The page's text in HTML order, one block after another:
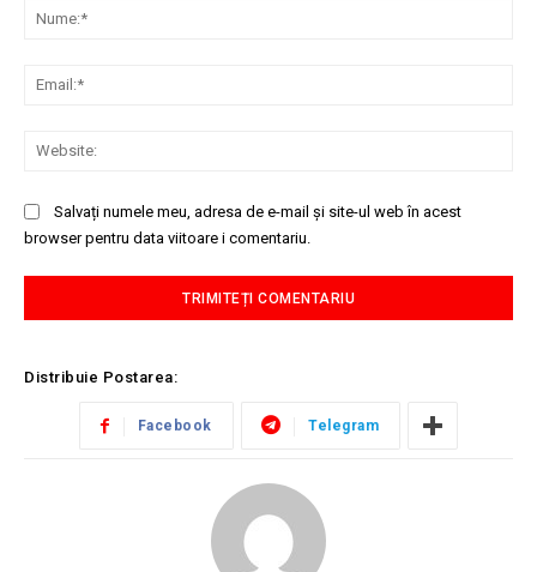
Salvați numele meu, adresa de e-mail și site-ul web în acest
browser pentru data viitoare i comentariu.
Distribuie Postarea:
Facebook Telegram